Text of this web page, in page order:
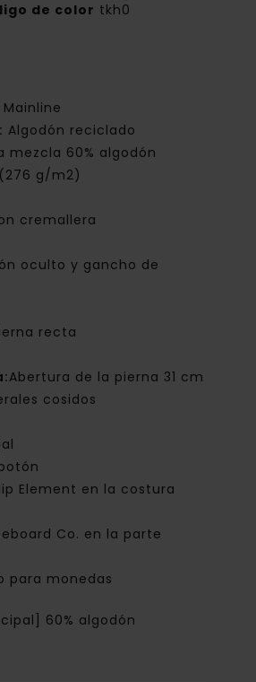
de color tkh0
Algodón reciclado
mezcla 60% algodón
g/m2)
cremallera
oculto y gancho de
recta
Abertura de la pierna 31 cm
cosidos
Element en la costura
Co. en la parte
para monedas
60% algodón